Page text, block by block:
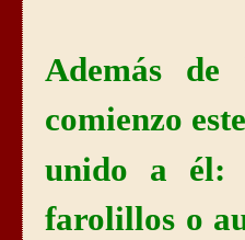
Además
comienzo
unido a
farolillos o